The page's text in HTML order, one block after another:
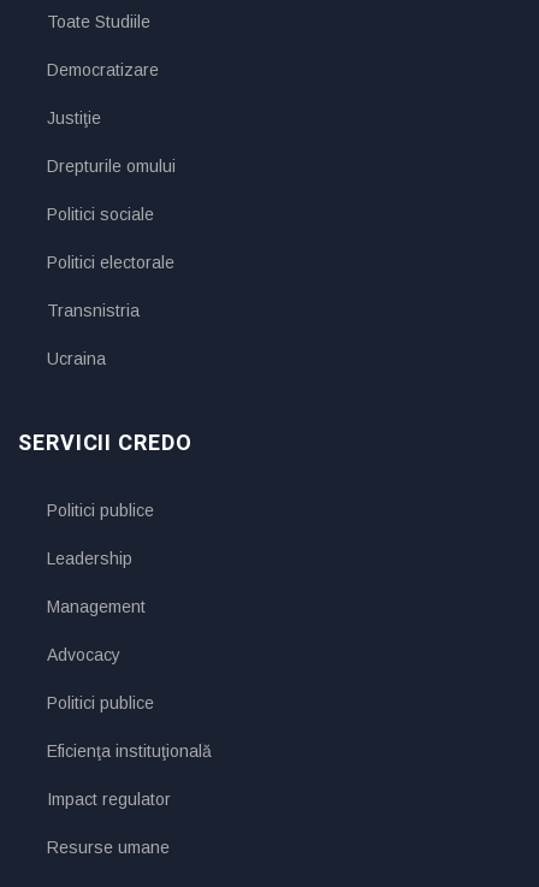
Toate Studiile
Democratizare
Justiţie
Drepturile omului
Politici sociale
Politici electorale
Transnistria
Ucraina
SERVICII CREDO
Politici publice
Leadership
Management
Advocacy
Politici publice
Eficienţa instituţională
Impact regulator
Resurse umane